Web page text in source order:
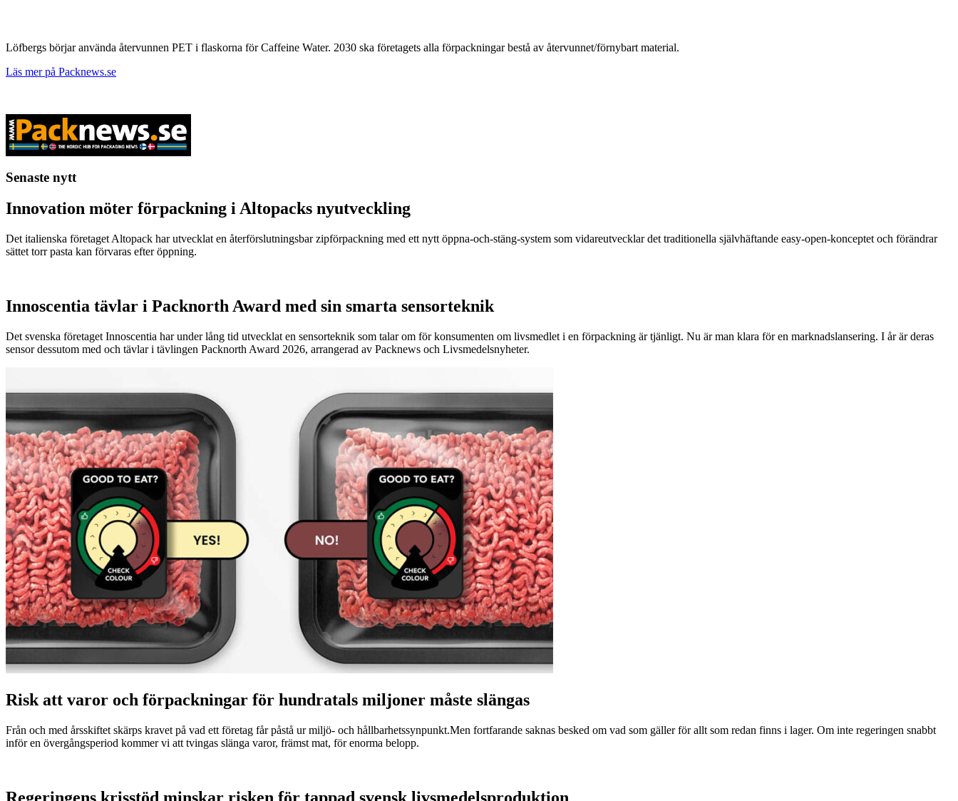
Löfbergs börjar använda återvunnen PET i flaskorna för Caffeine Water. 2030 ska företagets alla förpackningar bestå av återvunnet/förnybart material.
Läs mer på Packnews.se
Senaste nytt
Innovation möter förpackning i Altopacks nyutveckling
Det italienska företaget Altopack har utvecklat en återförslutningsbar zipförpackning med ett nytt öppna-och-stäng-system som vidareutvecklar det traditionella självhäftande easy-open-konceptet och förändrar
sättet torr pasta kan förvaras efter öppning.
Innoscentia tävlar i Packnorth Award med sin smarta sensorteknik
Det svenska företaget Innoscentia har under lång tid utvecklat en sensorteknik som talar om för konsumenten om livsmedlet i en förpackning är tjänligt. Nu är man klara för en marknadslansering. I år är deras
sensor dessutom med och tävlar i tävlingen Packnorth Award 2026, arrangerad av Packnews och Livsmedelsnyheter.
Risk att varor och förpackningar för hundratals miljoner måste slängas
Från och med årsskiftet skärps kravet på vad ett företag får påstå ur miljö- och hållbarhetssynpunkt.Men fortfarande saknas besked om vad som gäller för allt som redan finns i lager. Om inte regeringen snabbt
inför en övergångsperiod kommer vi att tvingas slänga varor, främst mat, för enorma belopp.